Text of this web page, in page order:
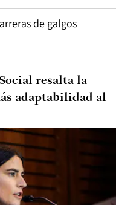
de galgos
resalta la
adaptabilidad al